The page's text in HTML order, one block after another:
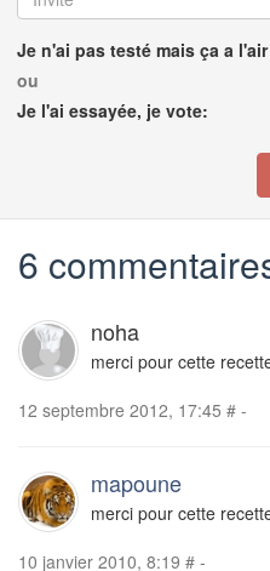
Je n'ai pas testé mais ça a
ou
Je l'ai essayée, je vote:
6
noha
merci pour cette
12 septembre 2012, 17:45 # -
mapoune
merci pour cette
10 janvier 2010, 8:19 # -